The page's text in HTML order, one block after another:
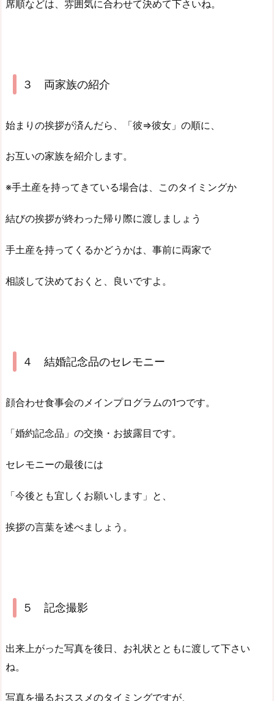
席順などは、雰囲気に合わせて決めて下さいね。
３ 両家族の紹介
始まりの挨拶が済んだら、「彼⇒彼女」の順に、
お互いの家族を紹介します。
※手土産を持ってきている場合は、このタイミングか
結びの挨拶が終わった帰り際に渡しましょう
手土産を持ってくるかどうかは、事前に両家で
相談して決めておくと、良いですよ。
４ 結婚記念品のセレモニー
顔合わせ食事会のメインプログラムの1つです。
「婚約記念品」の交換・お披露目です。
セレモニーの最後には
「今後とも宜しくお願いします」と、
挨拶の言葉を述べましょう。
５ 記念撮影
出来上がった写真を後日、お礼状とともに渡して下さい
ね。
写真を撮るおススメのタイミングですが、